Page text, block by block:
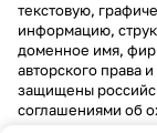
текстовую,
информацию,
доменное имя,
авторского права
защищены
соглашениями об